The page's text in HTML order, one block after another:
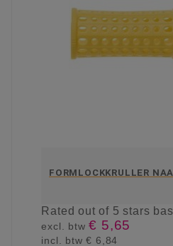
FORMLOCKKRULLER
Ratedout of 5 stars
excl. btw€ 5,65
incl. btw€ 6,84